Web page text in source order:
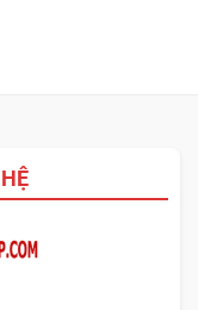
KHÍ